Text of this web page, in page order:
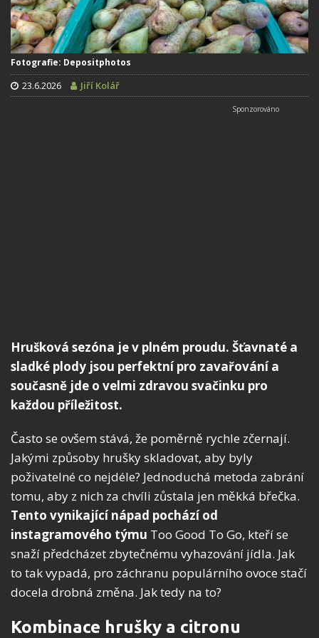
Fotografie: Depositphotos
23.6.2026 Jiří Kolář
Hrušková sezóna je v plném proudu. Šťavnaté a
sladké plody jsou perfektní pro zavařování a
současně jde o velmi zdravou svačinku pro
každou příležitost.
Často se ovšem stává, že poměrně rychle zčernají.
Jakými způsoby hrušky skladovat, aby byly
poživatelné co nejdéle? Jednoduchá metoda zabrání
tomu, aby z nich za chvíli zůstala jen měkká břečka.
Tento vynikající nápad pochází od
instagramového týmu Too Good To Go, kteří se
snaží předcházet zbytečnému vyhazování jídla. Jak
to tak vypadá, pro záchranu populárního ovoce stačí
docela drobná změna. Jak tedy na to?
Kombinace hrušky a citronu